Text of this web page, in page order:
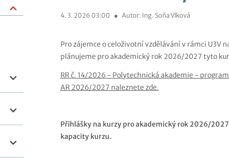
4. 3. 2026 03:00 ● Autor: Ing. Soňa Vlková
Pro zájemce o celoživotní vzdělávání v rámci U3V
plánujeme pro akademický rok 2026/2027 tyto
RR č. 14/2026 - Polytechnická akademie -
AR 2026/2027 naleznete zde.
Přihlášky na kurzy pro akademický rok 2026/
kapacity kurzu.